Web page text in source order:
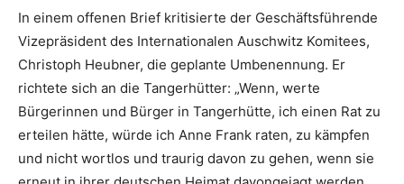
In einem offenen Brief kritisierte der Geschäftsführende
Vizepräsident des Internationalen Auschwitz Komitees,
Christoph Heubner, die geplante Umbenennung. Er
richtete sich an die Tangerhütter: „Wenn, werte
Bürgerinnen und Bürger in Tangerhütte, ich einen Rat zu
erteilen hätte, würde ich Anne Frank raten, zu kämpfen
und nicht wortlos und traurig davon zu gehen, wenn sie